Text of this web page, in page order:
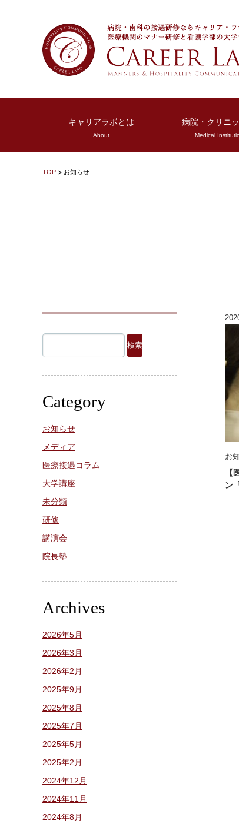
キャリアラボとは
About
病院・クリニ
Medical
TOP お知らせ
お
ン
索:
Category
お知らせ
メディア
医療接遇コラム
大学講座
未分類
研修
講演会
院長塾
Archives
2026年5月
2026年3月
2026年2月
2025年9月
2025年8月
2025年7月
2025年5月
2025年2月
2024年12月
2024年11月
2024年8月